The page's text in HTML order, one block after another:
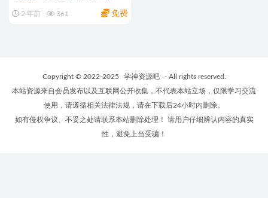
云盘2 年前 361 免费
Copyright © 2022-2025 学神资源吧
- All rights reserved.
本站资源来自会员发布以及互联网公开收集，不代表本站立场，仅限学习交流
使用，请遵循相关法律法规，请在下载后24小时内删除。
如有侵权争议、不妥之处请联系本站删除处理！ 请用户仔细辨认内容的真实
性，避免上当受骗！